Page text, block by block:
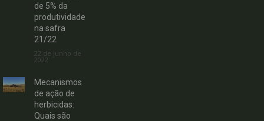
de 5% da
produtividade
na safra
21/22
22 de junho de
2022
Mecanismos
de ação de
herbicidas:
Quais são